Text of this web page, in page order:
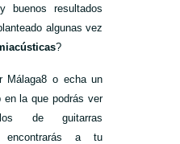
buenos resultados
algunas vez
?
o echa un
la que podrás ver
de guitarras
encontrarás a tu